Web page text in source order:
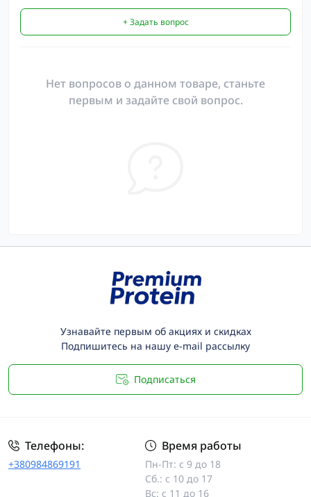
+ Задать вопрос
Нет вопросов о данном товаре, станьте
первым и задайте свой вопрос.
Узнавайте первым об акциях и скидках
Подпишитесь на нашу e-mail рассылку
Подписаться
Телефоны:
+380984869191
Время работы
Пн-Пт: с 9 до 18
Сб.: с 10 до 17
Вс: с 11 до 16